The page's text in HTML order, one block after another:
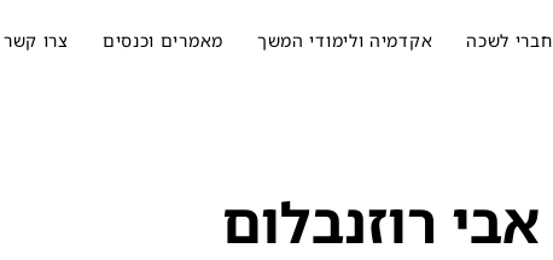
חברי לשכה אקדמיה ולימודי המשך מאמרים וכנסים צרו קשר
אבי רוזנבלום